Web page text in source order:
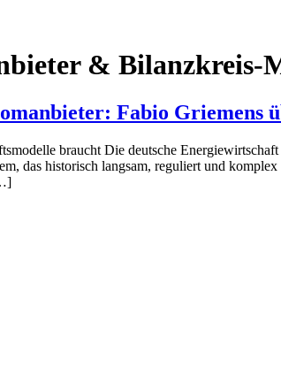
& Bilanzkreis-
Fabio Griemens
braucht Die deutsche
das historisch langsam, reguliert und